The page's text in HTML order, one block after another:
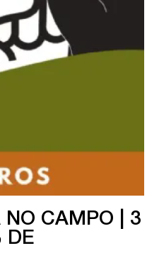
NO CAMPO | 3
DE